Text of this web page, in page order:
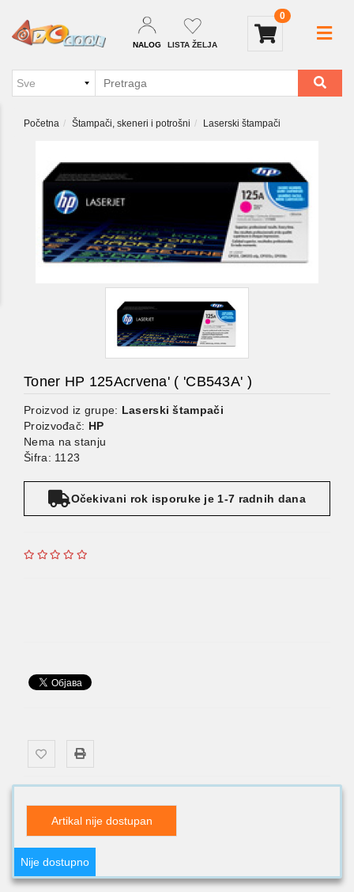
NALOG LISTA ŽELJA
0
Početna Štampači, skeneri i potrošni Laserski štampači
Toner HP 125Acrvena' ( 'CB543A' )
Proizvod iz grupe: Laserski štampači
Proizvođač: HP
Nema na stanju
Šifra: 1123
Očekivani rok isporuke je 1-7 radnih dana
Artikal nije dostupan
Nije dostupno